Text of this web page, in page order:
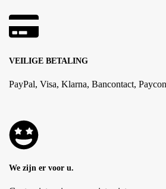
VEILIGE BETALING
PayPal, Visa, Klarna, Bancontact,
We zijn er voor u.